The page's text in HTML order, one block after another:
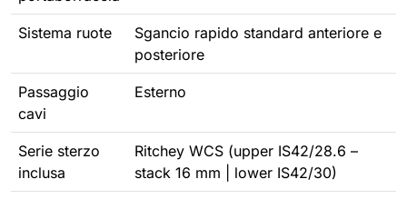
Sistema ruote
Sgancio rapido standard anteriore e
posteriore
Passaggio
cavi
Esterno
Serie sterzo
inclusa
Ritchey WCS (upper IS42/28.6 –
stack 16 mm | lower IS42/30)